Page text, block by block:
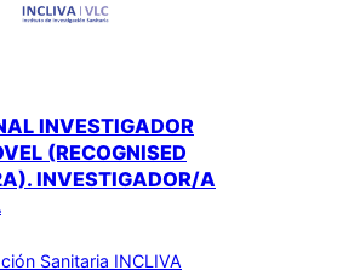
INVESTIGADOR
(RECOGNISED
INVESTIGADOR/A
Sanitaria INCLIVA